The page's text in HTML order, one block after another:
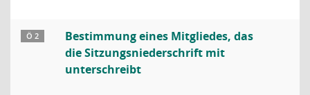
Ö 2
Bestimmung eines Mitgliedes, das
die Sitzungsniederschrift mit
unterschreibt